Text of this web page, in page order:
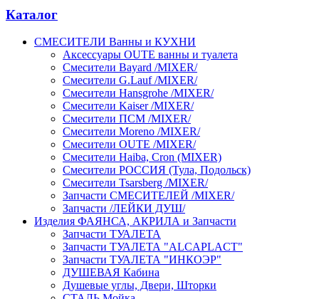
Каталог
СМЕСИТЕЛИ Ванны и КУХНИ
Аксессуары OUTE ванны и туалета
Смесители Bayard /MIXER/
Смесители G.Lauf /MIXER/
Смесители Hansgrohe /MIXER/
Смесители Kaiser /MIXER/
Смесители ПСМ /MIXER/
Смесители Moreno /MIXER/
Смесители OUTE /MIXER/
Смесители Haiba, Cron (MIXER)
Смесители РОССИЯ (Тула, Подольск)
Смесители Tsarsberg /MIXER/
Запчасти СМЕСИТЕЛЕЙ /MIXER/
Запчасти /ЛЕЙКИ ДУШ/
Изделия ФАЯНСА, АКРИЛА и Запчасти
Запчасти ТУАЛЕТА
Запчасти ТУАЛЕТА "ALCAPLACT"
Запчасти ТУАЛЕТА "ИНКОЭР"
ДУШЕВАЯ Кабина
Душевые углы, Двери, Шторки